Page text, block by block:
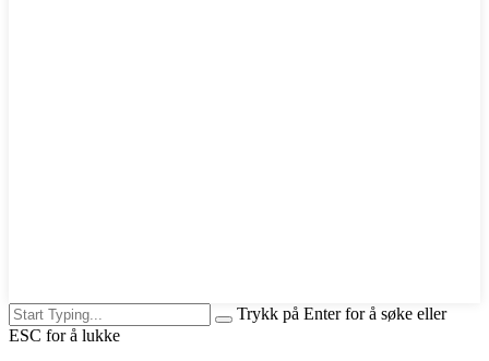
Trykk på Enter for å søke eller
ESC for å lukke